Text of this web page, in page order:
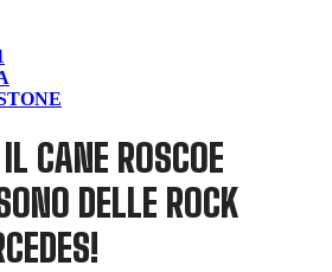
CANE ROSCOE
DELLE ROCK